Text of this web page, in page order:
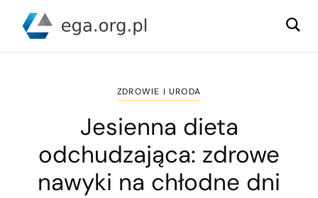
ZDROWIE I URODA
Jesienna dieta
odchudzająca: zdrowe
nawyki na chłodne dni